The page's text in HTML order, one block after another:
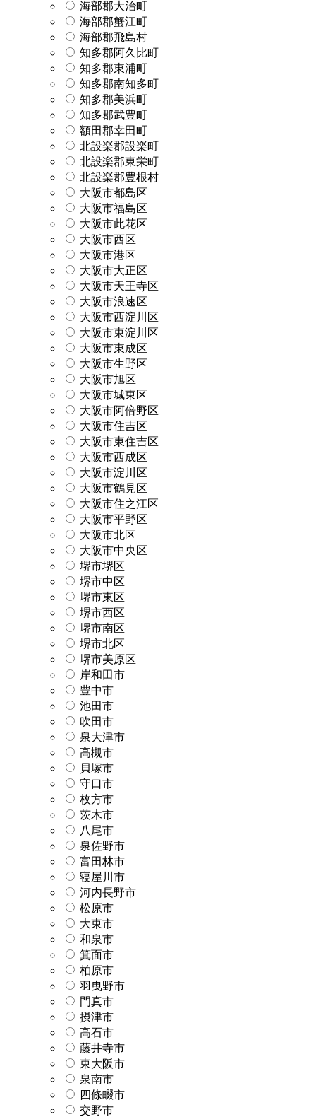
海部郡大治町
海部郡蟹江町
海部郡飛島村
知多郡阿久比町
知多郡東浦町
知多郡南知多町
知多郡美浜町
知多郡武豊町
額田郡幸田町
北設楽郡設楽町
北設楽郡東栄町
北設楽郡豊根村
大阪市都島区
大阪市福島区
大阪市此花区
大阪市西区
大阪市港区
大阪市大正区
大阪市天王寺区
大阪市浪速区
大阪市西淀川区
大阪市東淀川区
大阪市東成区
大阪市生野区
大阪市旭区
大阪市城東区
大阪市阿倍野区
大阪市住吉区
大阪市東住吉区
大阪市西成区
大阪市淀川区
大阪市鶴見区
大阪市住之江区
大阪市平野区
大阪市北区
大阪市中央区
堺市堺区
堺市中区
堺市東区
堺市西区
堺市南区
堺市北区
堺市美原区
岸和田市
豊中市
池田市
吹田市
泉大津市
高槻市
貝塚市
守口市
枚方市
茨木市
八尾市
泉佐野市
富田林市
寝屋川市
河内長野市
松原市
大東市
和泉市
箕面市
柏原市
羽曳野市
門真市
摂津市
高石市
藤井寺市
東大阪市
泉南市
四條畷市
交野市